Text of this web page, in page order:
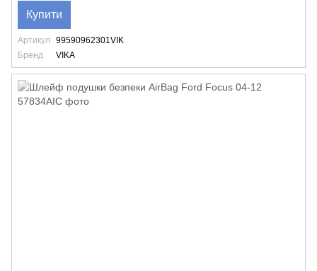
Купити
Артикул
99590962301VIK
Бренд
VIKA